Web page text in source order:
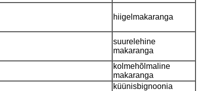
hiigelmakaranga
suurelehine
makaranga
kolmehõlmaline
makaranga
küünisbignoonia